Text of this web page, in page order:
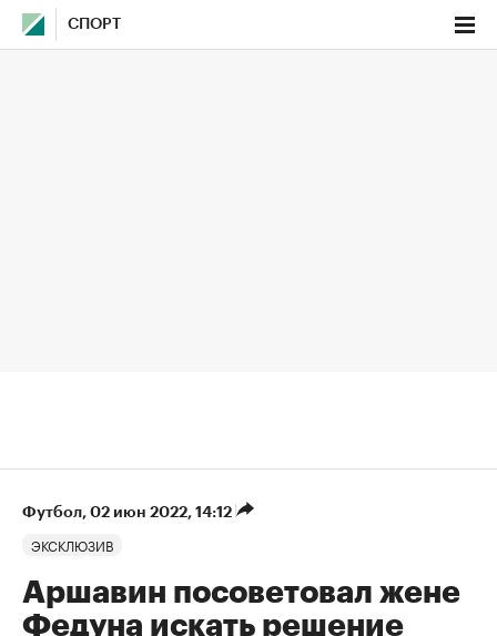
СПОРТ
Футбол⁠, 02 июн 2022, 14:12
ЭКСКЛЮЗИВ
Аршавин посоветовал жене
Федуна искать решение